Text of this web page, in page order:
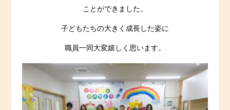
ことができました。
子どもたちの大きく成長した姿に
職員一同大変嬉しく思います。